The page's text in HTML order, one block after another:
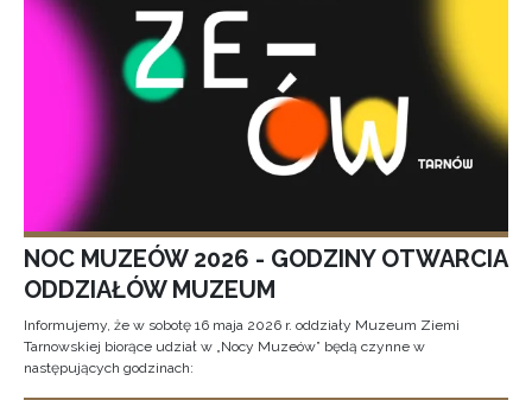
NOC MUZEÓW 2026 - GODZINY OTWARCIA
ODDZIAŁÓW MUZEUM
Informujemy, że w sobotę 16 maja 2026 r. oddziały Muzeum Ziemi
Tarnowskiej biorące udział w „Nocy Muzeów” będą czynne w
następujących godzinach: